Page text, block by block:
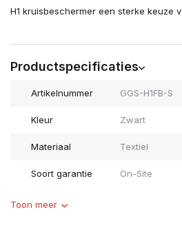
H1 kruisbeschermer een sterke keuze
Productspecificaties
Artikelnummer GGS-H1FB-S
Kleur Zwart
Materiaal Textiel
Soort garantie On-Site
Toon meer